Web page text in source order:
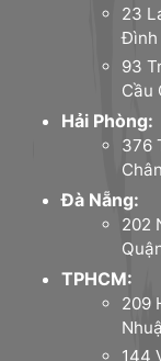
23
Đình
93
Cầu
Hải Phòng:
376
Chân
Đà Nẵng:
202
TPHCM:
209
144